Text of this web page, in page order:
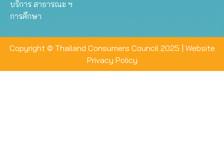
บริการ สาธารณะ ฯ
การศึกษา
Copyright © Thailand Consumers Council 2025 | Website
Privacy Policy